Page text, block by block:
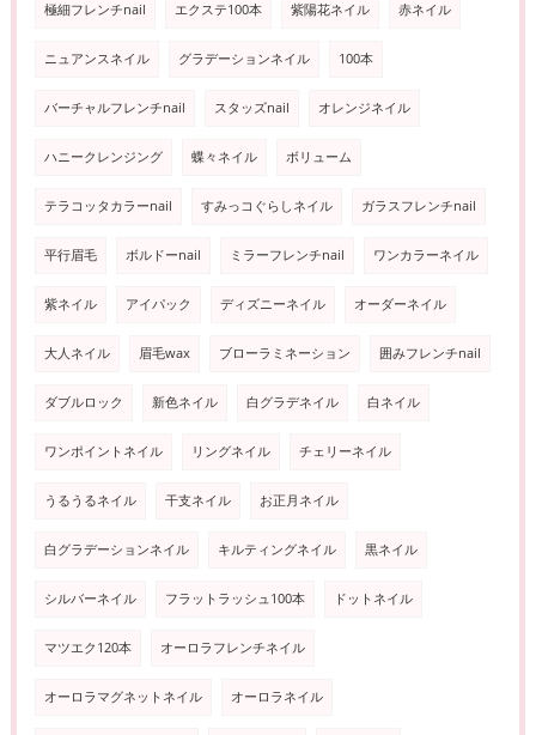
極細フレンチnail エクステ100本 紫陽花ネイル 赤ネイル
ニュアンスネイル グラデーションネイル 100本
バーチャルフレンチnail スタッズnail オレンジネイル
ハニークレンジング 蝶々ネイル ボリューム
テラコッタカラーnail すみっコぐらしネイル ガラスフレンチnail
平行眉毛 ボルドーnail ミラーフレンチnail ワンカラーネイル
紫ネイル アイパック ディズニーネイル オーダーネイル
大人ネイル 眉毛wax ブローラミネーション 囲みフレンチnail
ダブルロック 新色ネイル 白グラデネイル 白ネイル
ワンポイントネイル リングネイル チェリーネイル
うるうるネイル 干支ネイル お正月ネイル
白グラデーションネイル キルティングネイル 黒ネイル
シルバーネイル フラットラッシュ100本 ドットネイル
マツエク120本 オーロラフレンチネイル
オーロラマグネットネイル オーロラネイル